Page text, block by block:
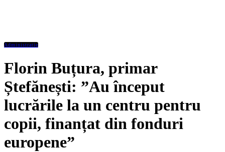
Administratie
Florin Buțura, primar
Ștefănești: ”Au început
lucrările la un centru pentru
copii, finanțat din fonduri
europene”